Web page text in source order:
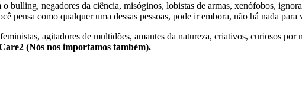
bulling, negadores da ciência, misóginos, lobistas de armas, xenófobos,
pensa como qualquer uma dessas pessoas, pode ir embora, não há nada para
agitadores de multidões, amantes da natureza, criativos, curiosos por
(Nós nos importamos também).